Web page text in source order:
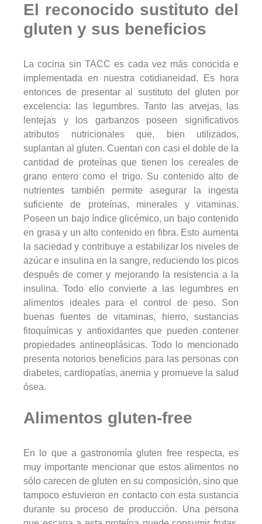
El reconocido sustituto del
gluten y sus beneficios
La cocina sin TACC es cada vez más conocida e
implementada en nuestra cotidianeidad. Es hora
entonces de presentar al sustituto del gluten por
excelencia: las legumbres. Tanto las arvejas, las
lentejas y los garbanzos poseen significativos
atributos nutricionales que, bien utilizados,
suplantan al gluten. Cuentan con casi el doble de la
cantidad de proteínas que tienen los cereales de
grano entero como el trigo. Su contenido alto de
nutrientes también permite asegurar la ingesta
suficiente de proteínas, minerales y vitaminas.
Poseen un bajo índice glicémico, un bajo contenido
en grasa y un alto contenido en fibra. Esto aumenta
la saciedad y contribuye a estabilizar los niveles de
azúcar e insulina en la sangre, reduciendo los picos
después de comer y mejorando la resistencia a la
insulina. Todo ello convierte a las legumbres en
alimentos ideales para el control de peso. Son
buenas fuentes de vitaminas, hierro, sustancias
fitoquímicas y antioxidantes que pueden contener
propiedades antineoplásicas. Todo lo mencionado
presenta notorios beneficios para las personas con
diabetes, cardiopatías, anemia y promueve la salud
ósea.
Alimentos gluten-free
En lo que a gastronomía gluten free respecta, es
muy importante mencionar que estos alimentos no
sólo carecen de gluten en su composición, sino que
tampoco estuvieron en contacto con esta sustancia
durante su proceso de producción. Una persona